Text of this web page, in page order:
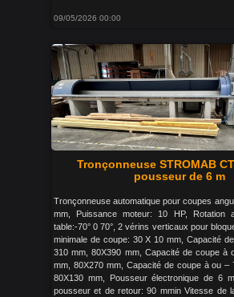
09/05/2026 00:00
Tronçonneuse STROMAB
pousseur de 6 m
Tronçonneuse automatique pour coupes
mm, Puissance moteur: 10 HP, Rotation
table:-70° 0 70°, 2 vérins verticaux pour
minimale de coupe: 30 X 10 mm, Capacité
310 mm, 80X390 mm, Capacité de coupe à
mm, 80X270 mm, Capacité de coupe à ou –
80X130 mm, Pousseur électronique de 6
pousseur et de retour: 90 mmin Vitesse de